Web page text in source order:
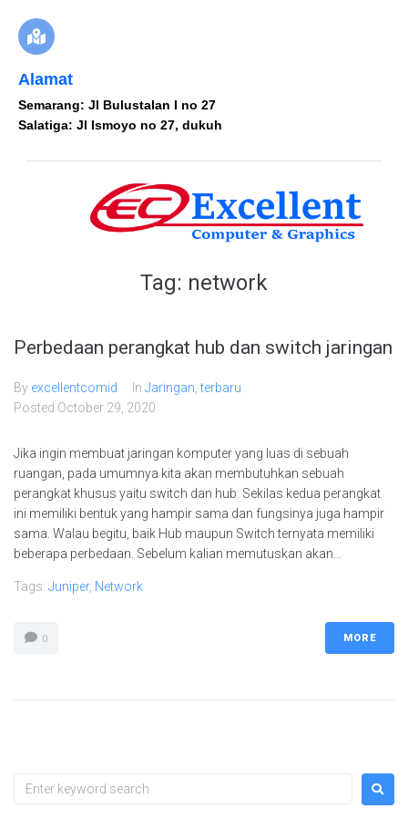
Alamat
Semarang: Jl Bulustalan I no 27
Salatiga: Jl Ismoyo no 27, dukuh
Tag: network
Perbedaan perangkat hub dan switch jaringan
By excellentcomid In Jaringan ,terbaru
Posted October 29, 2020
Jika ingin membuat jaringan komputer yang luas di sebuah
ruangan, pada umumnya kita akan membutuhkan sebuah
perangkat khusus yaitu switch dan hub. Sekilas kedua perangkat
ini memiliki bentuk yang hampir sama dan fungsinya juga hampir
sama. Walau begitu, baik Hub maupun Switch ternyata memiliki
beberapa perbedaan. Sebelum kalian memutuskan akan...
Tags: Juniper, Network
0 MORE